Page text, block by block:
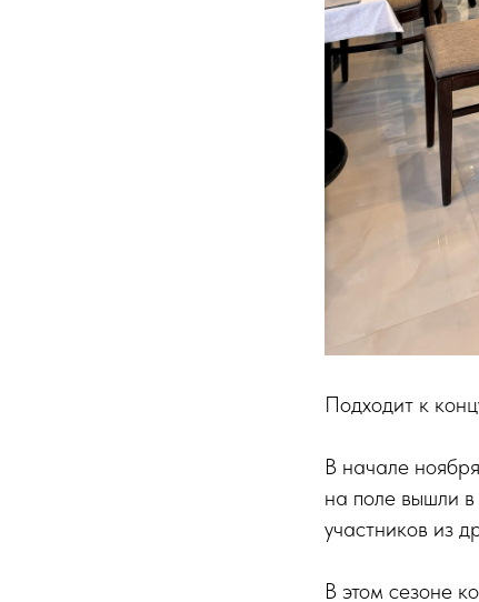
Подходит к
В начале
на поле вышли в
участников из
В этом сезоне